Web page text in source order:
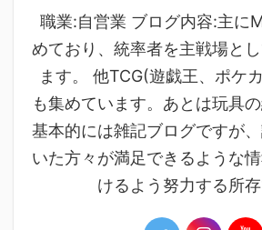
職業:自営業 ブログ内容:主に
めており、統率者を主戦場と
ます。 他TCG(遊戯王、ポケ
も集めています。あとは玩具の
基本的には雑記ブログですが
いた方々が満足できるような
けるよう努力する所存